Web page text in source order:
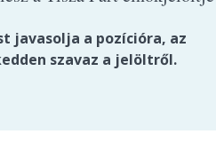
javasolja a pozícióra, az
szavaz a jelöltről.